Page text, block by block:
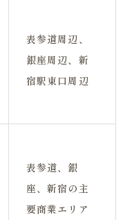
表参道周辺、
銀座周辺、新
宿駅東口周辺
表参道、銀
座、新宿の主
要商業エリア